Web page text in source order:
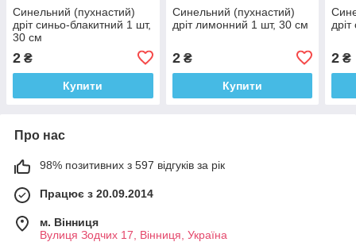
Синельний (пухнастий)
дріт синьо-блакитний 1 шт,
30 см
2 ₴
Купити
Синельний (пухнастий)
дріт лимонний 1 шт, 30 см
2₴
Купити
2 ₴
Про нас
98% позитивних з 597 відгуків за рік
Працює з 20.09.2014
м. Вінниця
Вулиця Зодчих 17, Вінниця, Україна